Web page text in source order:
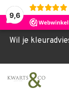
9,6
Wil je